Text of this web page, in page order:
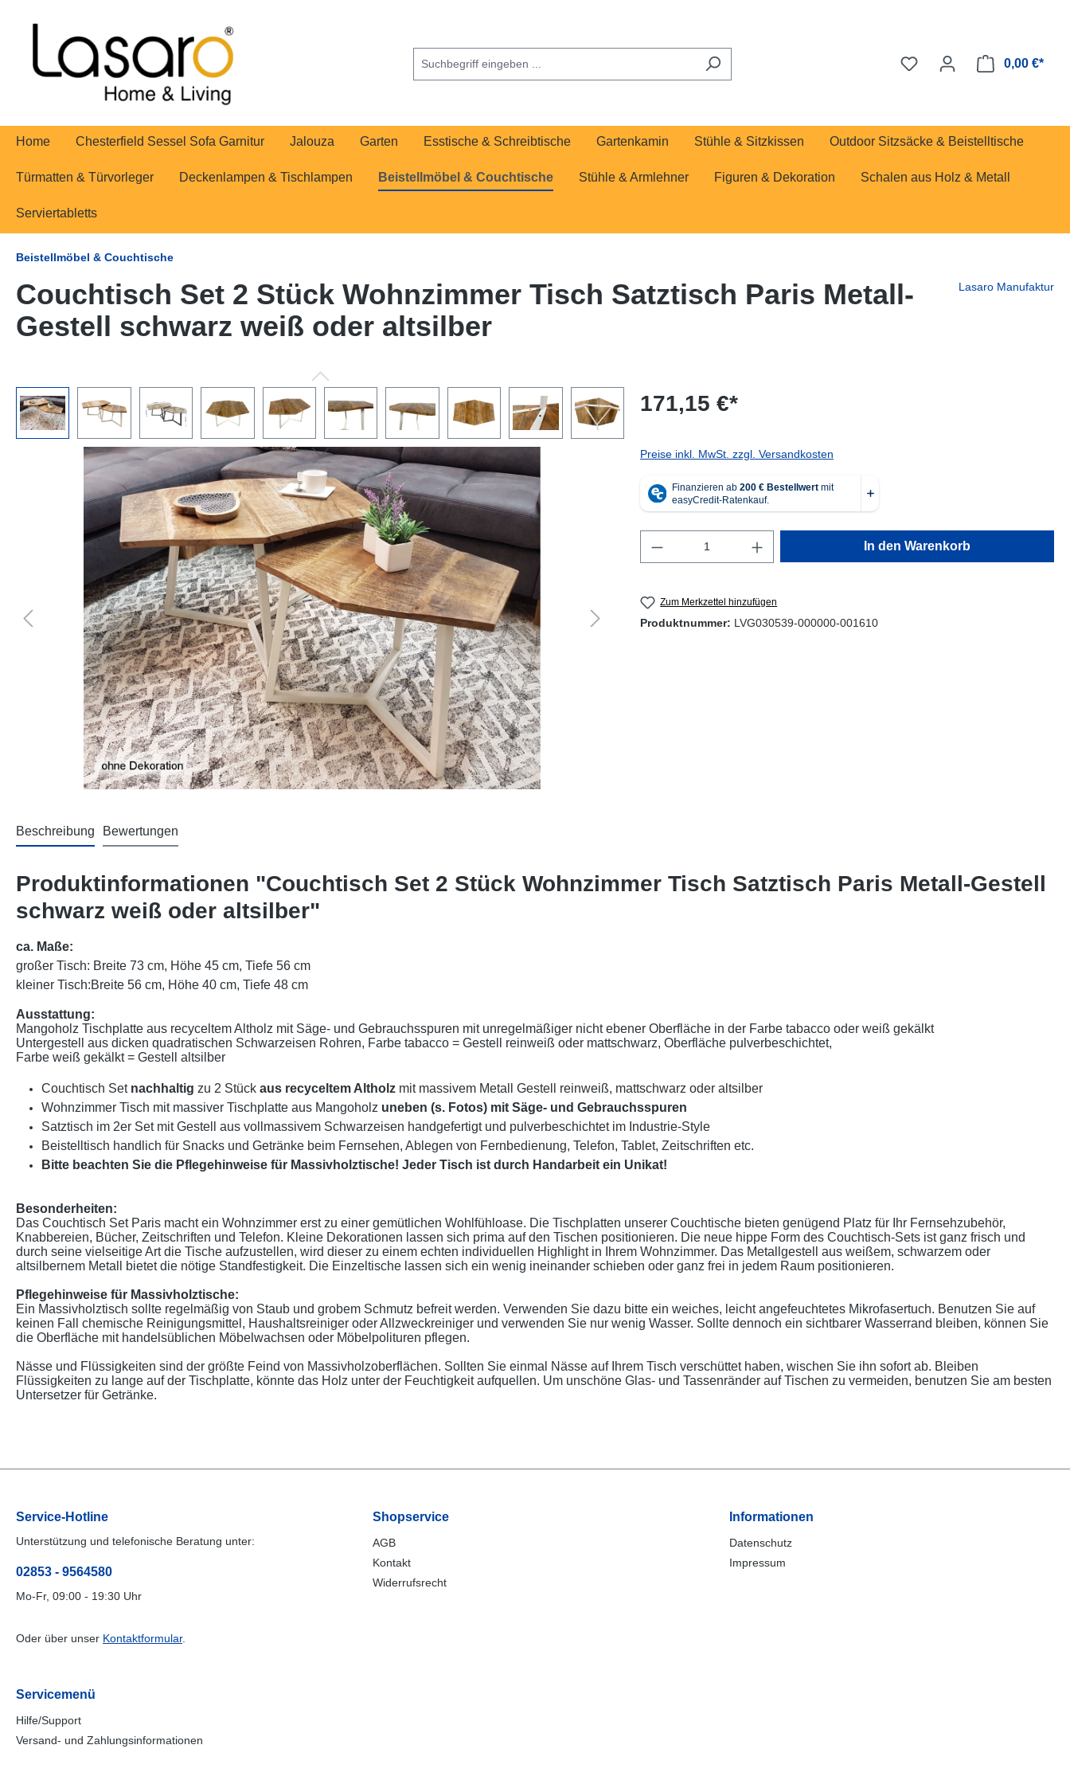
0,00 €*
Home Chesterfield Sessel Sofa Garnitur Jalouza Garten Esstische & Schreibtische Gartenkamin Stühle & Sitzkissen Outdoor Sitzsäcke & Beistelltische
Türmatten & Türvorleger Deckenlampen & Tischlampen Beistellmöbel & Couchtische Stühle & Armlehner Figuren & Dekoration Schalen aus Holz & Metall
Serviertabletts
Beistellmöbel & Couchtische
Couchtisch Set 2 Stück Wohnzimmer Tisch Satztisch Paris Metall-
Gestell schwarz weiß oder altsilber
Lasaro Manufaktur
Bildergalerie überspringen 171,15 €*
Preise inkl. MwSt. zzgl. Versandkosten
Produkt Anzahl: Gib den gewünschten Wert ein
In den Warenkorb
Zum Merkzettel hinzufügen
Produktnummer: LVG030539-000000-001610
Beschreibung Bewertungen
Produktinformationen "Couchtisch Set 2 Stück Wohnzimmer Tisch Satztisch Paris Metall-Gestell
schwarz weiß oder altsilber"
ca. Maße:
großer Tisch: Breite 73 cm, Höhe 45 cm, Tiefe 56 cm
kleiner Tisch:Breite 56 cm, Höhe 40 cm, Tiefe 48 cm
Ausstattung:
Mangoholz Tischplatte aus recyceltem Altholz mit Säge- und Gebrauchsspuren mit unregelmäßiger nicht ebener Oberfläche in der Farbe tabacco oder weiß gekälkt
Untergestell aus dicken quadratischen Schwarzeisen Rohren, Farbe tabacco = Gestell reinweiß oder mattschwarz, Oberfläche pulverbeschichtet,
Farbe weiß gekälkt = Gestell altsilber
Couchtisch Set nachhaltig zu 2 Stück aus recyceltem Altholz mit massivem Metall Gestell reinweiß, mattschwarz oder altsilber
Wohnzimmer Tisch mit massiver Tischplatte aus Mangoholz uneben (s. Fotos) mit Säge- und Gebrauchsspuren
Satztisch im 2er Set mit Gestell aus vollmassivem Schwarzeisen handgefertigt und pulverbeschichtet im Industrie-Style
Beistelltisch handlich für Snacks und Getränke beim Fernsehen, Ablegen von Fernbedienung, Telefon, Tablet, Zeitschriften etc.
Bitte beachten Sie die Pflegehinweise für Massivholztische! Jeder Tisch ist durch Handarbeit ein Unikat!
Besonderheiten:
Das Couchtisch Set Paris macht ein Wohnzimmer erst zu einer gemütlichen Wohlfühloase. Die Tischplatten unserer Couchtische bieten genügend Platz für Ihr Fernsehzubehör,
Knabbereien, Bücher, Zeitschriften und Telefon. Kleine Dekorationen lassen sich prima auf den Tischen positionieren. Die neue hippe Form des Couchtisch-Sets ist ganz frisch und
durch seine vielseitige Art die Tische aufzustellen, wird dieser zu einem echten individuellen Highlight in Ihrem Wohnzimmer. Das Metallgestell aus weißem, schwarzem oder
altsilbernem Metall bietet die nötige Standfestigkeit. Die Einzeltische lassen sich ein wenig ineinander schieben oder ganz frei in jedem Raum positionieren.
Pflegehinweise für Massivholztische:
Ein Massivholztisch sollte regelmäßig von Staub und grobem Schmutz befreit werden. Verwenden Sie dazu bitte ein weiches, leicht angefeuchtetes Mikrofasertuch. Benutzen Sie auf
keinen Fall chemische Reinigungsmittel, Haushaltsreiniger oder Allzweckreiniger und verwenden Sie nur wenig Wasser. Sollte dennoch ein sichtbarer Wasserrand bleiben, können Sie
die Oberfläche mit handelsüblichen Möbelwachsen oder Möbelpolituren pflegen.
Nässe und Flüssigkeiten sind der größte Feind von Massivholzoberflächen. Sollten Sie einmal Nässe auf Ihrem Tisch verschüttet haben, wischen Sie ihn sofort ab. Bleiben
Flüssigkeiten zu lange auf der Tischplatte, könnte das Holz unter der Feuchtigkeit aufquellen. Um unschöne Glas- und Tassenränder auf Tischen zu vermeiden, benutzen Sie am besten
Untersetzer für Getränke.
Service-Hotline
Unterstützung und telefonische Beratung unter:
02853 - 9564580
Mo-Fr, 09:00 - 19:30 Uhr
Oder über unser Kontaktformular.
Shopservice
AGB
Kontakt
Widerrufsrecht
Informationen
Datenschutz
Impressum
Servicemenü
Hilfe/Support
Versand- und Zahlungsinformationen